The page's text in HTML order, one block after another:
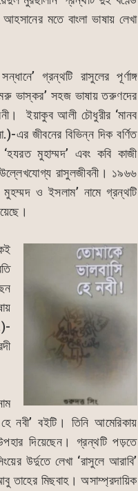
মতে বাংলা ভাষায় লেখা
গ্রন্থটি রাসুলের পূর্ণাঙ্গ
ভাস্কর’ সহজ ভাষায় তরুণদের
ইয়াকুব আলী চৌধুরীর ‘মানব
এর জীবনের বিভিন্ন দিক বর্ণিত
মুহাম্মদ’ এবং কবি কাজী
রাসুলজীবনী। ১৯৬৬
ও ইসলাম’ নামে গ্রন্থটি
নবী’ বইটি। তিনি আমেরিকায়
দিয়েছেন। গ্রন্থটি পড়তে
উর্দুতে লেখা ‘রাসুলে আরাবি’
তাহের মিছবাহ। অসাম্প্রদায়িক